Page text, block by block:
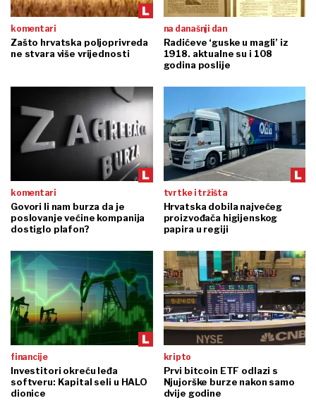
komentari
Zašto hrvatska poljoprivreda
ne stvara više vrijednosti
na današnji dan
Radićeve ‘guske u magli’ iz
1918. aktualne su i 108
godina poslije
komentari
Govori li nam burza da je
poslovanje većine kompanija
dostiglo plafon?
tvrtke i tržišta
Hrvatska dobila najvećeg
proizvođača higijenskog
papira u regiji
financije
Investitori okreću leđa
softveru: Kapital seli u HALO
dionice
kripto
Prvi bitcoin ETF odlazi s
Njujorške burze nakon samo
dvije godine